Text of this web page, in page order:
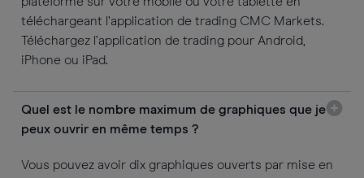
téléchargeant l’application de trading CMC Markets.
Téléchargez l’application de trading pour Android,
iPhone ou iPad.
Quel est le nombre maximum de graphiques que je
peux ouvrir en même temps ?
Vous pouvez avoir dix graphiques ouverts par mise en